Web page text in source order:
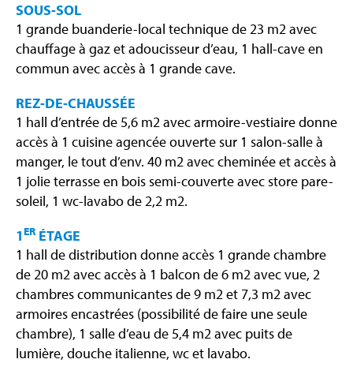
SOUS-SOL
1 grande buanderie-local technique de 23 m2 avec
chauffage à gaz et adoucisseur d’eau, 1 hall-cave en
commun avec accès à 1 grande cave.
REZ-DE-CHAUSSÉE
1 hall d’entrée de 5,6 m2 avec armoire-vestiaire donne
accès à 1 cuisine agencée ouverte sur 1 salon-salle à
manger, le tout d’env. 40 m2 avec cheminée et accès à
1 jolie terrasse en bois semi-couverte avec store pare-
soleil, 1 wc-lavabo de 2,2 m2.
1 ER ÉTAGE
1 hall de distribution donne accès 1 grande chambre
de 20 m2 avec accès à 1 balcon de 6 m2 avec vue, 2
chambres communicantes de 9 m2 et 7,3 m2 avec
armoires encastrées (possibilité de faire une seule
chambre), 1 salle d’eau de 5,4 m2 avec puits de
lumière, douche italienne, wc et lavabo.